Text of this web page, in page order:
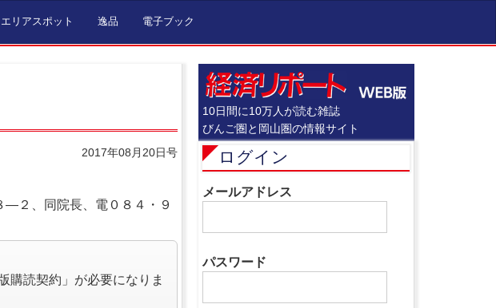
エリアスポット 逸品 電子ブック
2017年08月20日号
―２、同院長、電０８４・９
購読契約」が必要になりま
10日間に10万人が読む雑誌
びんご圏と岡山圏の情報サイト
ログイン
メールアドレス
パスワード